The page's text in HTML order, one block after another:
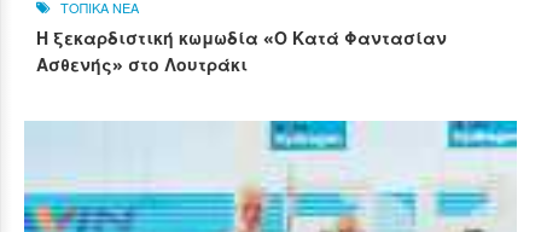
ΤΟΠΙΚΑ ΝΕΑ
Η ξεκαρδιστική κωμωδία «Ο Κατά Φαντασίαν
Ασθενής» στο Λουτράκι